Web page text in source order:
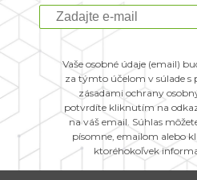
Vaše osobné údaje (email)
za týmto účelom v súlade s
zásadami ochrany
potvrdíte kliknutím na
na váš email. Súhlas
písomne, emailom alebo
ktoréhokoľvek